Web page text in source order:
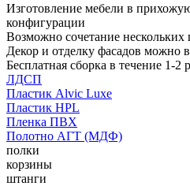
Изготовление мебели в
конфигурации
Возможно сочетание нескольких
Декор и отделку фасадов можно
Бесплатная сборка в течение 1-2
ЛДСП
Пластик Alvic Luxe
Пластик HPL
Пленка ПВХ
Полотно АГТ (МДФ)
полки
корзины
штанги